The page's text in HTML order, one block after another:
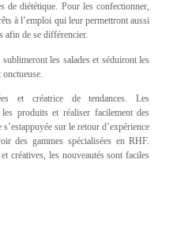
de diététique. Pour les confectionner,
à l’emploi qui leur permettront aussi
afin de se différencier.
les salades et séduiront les
et créatrice de tendances. Les
produits et réaliser facilement des
sur le retour d’expérience
des gammes spécialisées en RHF.
créatives, les nouveautés sont faciles